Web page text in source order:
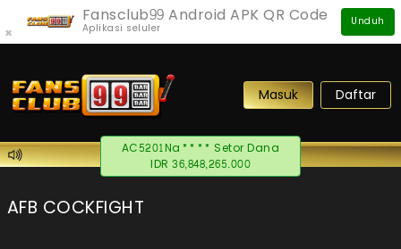
×
Fansclub99 Android APK QR Code
Aplikasi seluler Unduh
Masuk Daftar
AC5201Na**** Setor Dana
IDR 36,848,265.000
AFB COCKFIGHT